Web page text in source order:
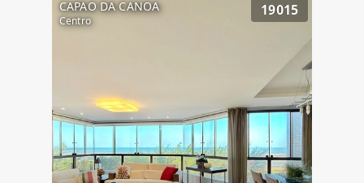
CAPAO DA CANOA
Centro
19015